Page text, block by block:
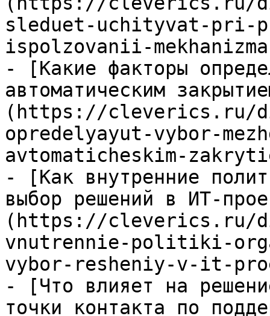
sleduet-uchityvat-pri-
ispolzovanii-
- [Какие факторы
автоматическим
(https://cleverics.ru/
opredelyayut-vybor-
avtomaticheskim-
- [Как внутренние
выбор решений в ИТ-
(https://cleverics.ru/
vnutrennie-politiki-
vybor-resheniy-v-it-
- [Что влияет на
точки контакта по